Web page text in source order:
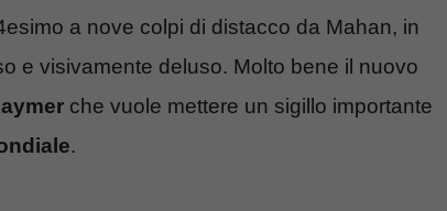
a nove colpi di distacco da Mahan, in
e visivamente deluso. Molto bene il nuovo
che vuole mettere un sigillo importante
.